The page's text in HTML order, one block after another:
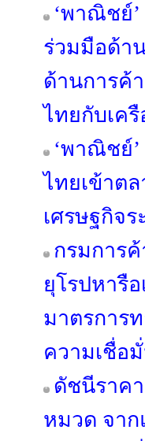
‘พาณิชย์’
ร่วมมือด้า
ด้านการค้
ไทยกับเค
‘พาณิชย์
ไทยเข้าต
เศรษฐกิจ
กรมการ
ยุโรปหารื
มาตรการ
ความเชื่อ
ดัชนีราค
หมวด จา